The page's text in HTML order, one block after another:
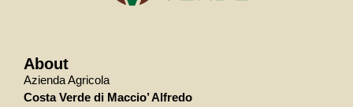
About
Azienda Agricola
Costa Verde di Maccio’ Alfredo